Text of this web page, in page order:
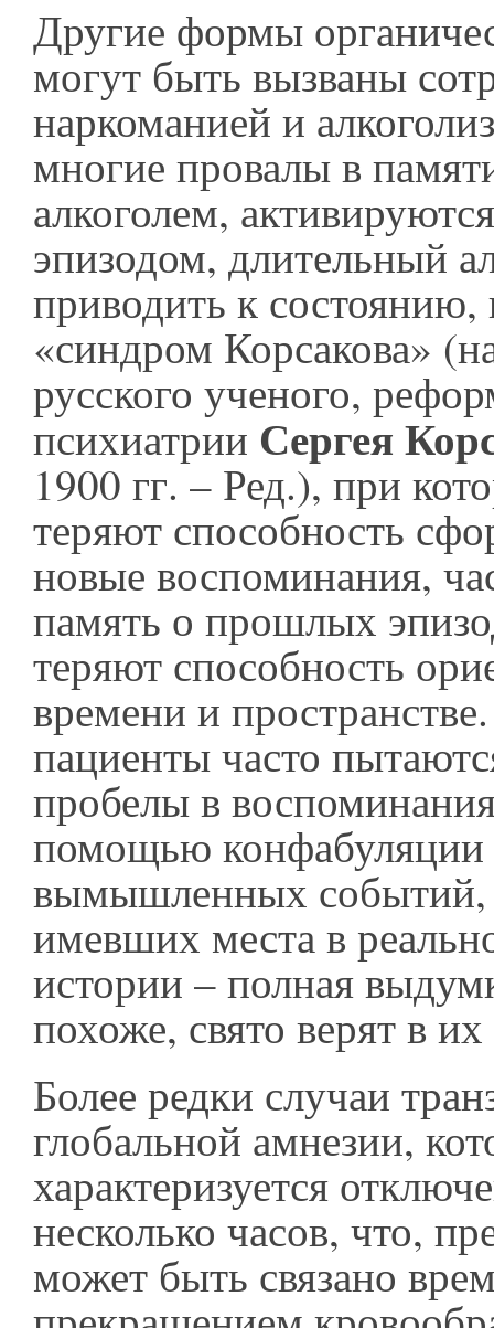
Другие формы
могут быть вызваны
наркоманией и
многие провалы в
алкоголем,
эпизодом, длительный
приводить к состоянию,
«синдром Корсакова»
русского ученого,
психиатрии Сергея
1900 гг. – Ред.), при
теряют способность
новые воспоминания,
память о прошлых
теряют способность
времени и
пациенты часто
пробелы в
помощью конфабуляции
вымышленных событий,
имевших места в
истории – полная
похоже, свято верят в
Более редки случаи
глобальной амнезии,
характеризуется
несколько часов, что,
может быть связано